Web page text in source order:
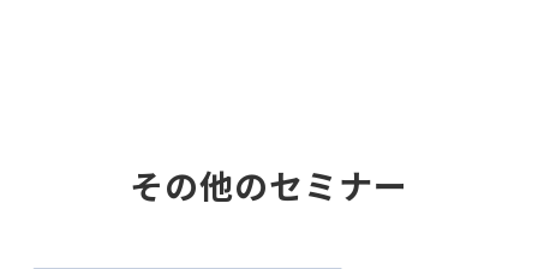
当社が開催するセミナーにおいて、個人情報の共
同利用は行いません。
その他のセミナー